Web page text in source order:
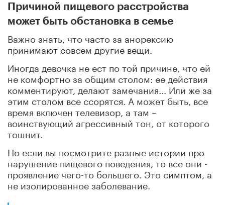
Причиной пищевого расстройства
может быть обстановка в семье
Важно знать, что часто за анорексию
принимают совсем другие вещи.
Иногда девочка не ест по той причине, что ей
не комфортно за общим столом: ее действия
комментируют, делают замечания... Или же за
этим столом все ссорятся. А может быть, все
время включен телевизор, а там –
воинствующий агрессивный тон, от которого
тошнит.
Но если вы посмотрите разные истории про
нарушение пищевого поведения, то все они -
проявление чего-то большего. Это симптом, а
не изолированное заболевание.